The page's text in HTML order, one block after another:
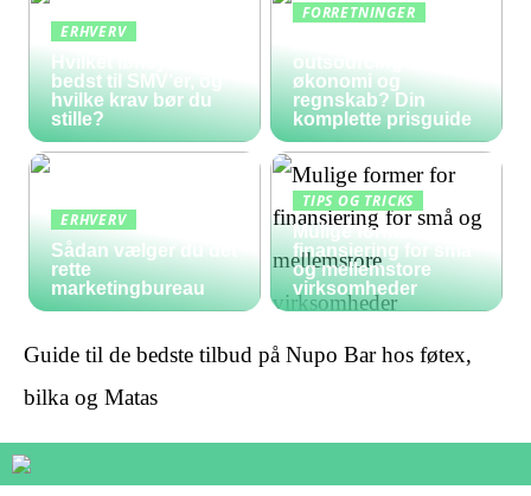
ERHVERV
Hvilket lønsystem er
bedst til SMV’er, og
hvilke krav bør du
stille?
FORRETNINGER
outsourcing af
økonomi og
regnskab? Din
komplette prisguide
ERHVERV
Sådan vælger du det
rette
marketingbureau
TIPS OG TRICKS
Mulige former for
finansiering for små
og mellemstore
virksomheder
Guide til de bedste tilbud på Nupo Bar hos føtex,
bilka og Matas